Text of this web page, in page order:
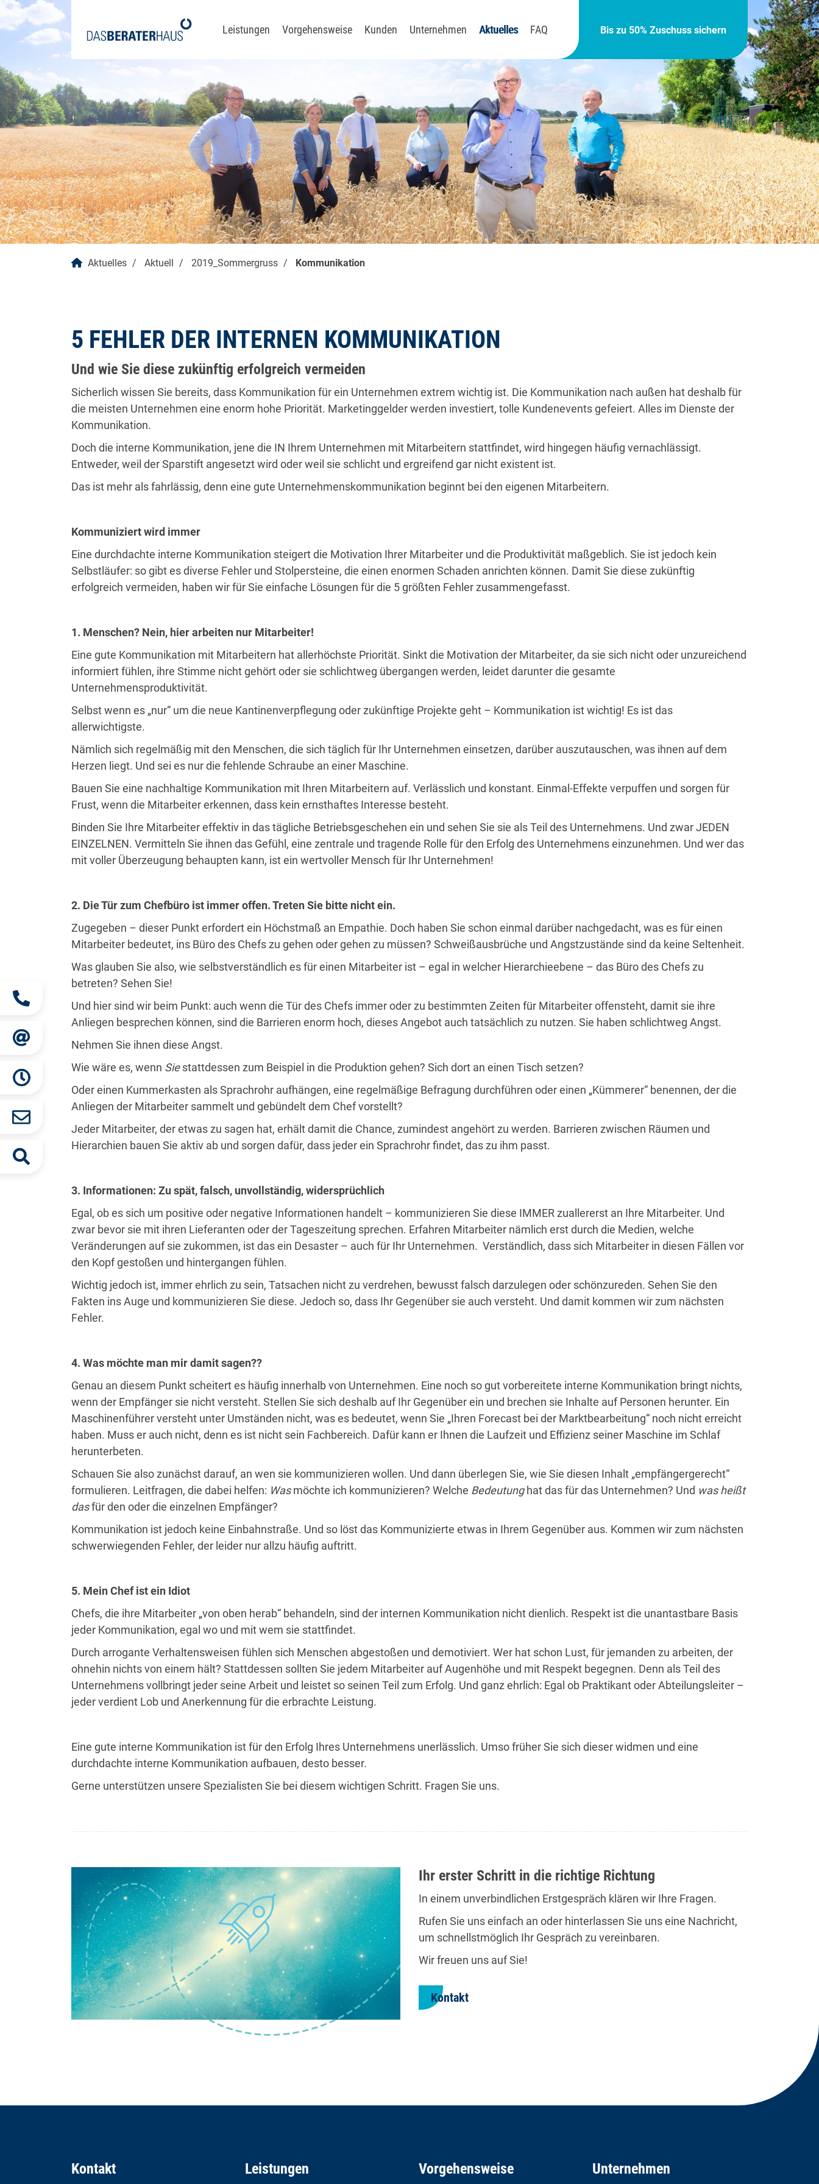
Leistungen
Prozessdigitalisierung
Organisationsentwicklung
Strategie
Vergütungssysteme
Klimaneutralität
Vorgehensweise Kunden Unternehmen Aktuelles FAQ Bis zu 50% Zuschuss sichern
Aktuelles Aktuell 2019_Sommergruss Kommunikation
5 FEHLER DER INTERNEN KOMMUNIKATION
Und wie Sie diese zukünftig erfolgreich vermeiden
Sicherlich wissen Sie bereits, dass Kommunikation für ein Unternehmen extrem wichtig ist. Die Kommunikation nach außen hat deshalb für
die meisten Unternehmen eine enorm hohe Priorität. Marketinggelder werden investiert, tolle Kundenevents gefeiert. Alles im Dienste der
Kommunikation.
Doch die interne Kommunikation, jene die IN Ihrem Unternehmen mit Mitarbeitern stattfindet, wird hingegen häufig vernachlässigt.
Entweder, weil der Sparstift angesetzt wird oder weil sie schlicht und ergreifend gar nicht existent ist.
Das ist mehr als fahrlässig, denn eine gute Unternehmenskommunikation beginnt bei den eigenen Mitarbeitern.
Kommuniziert wird immer
Eine durchdachte interne Kommunikation steigert die Motivation Ihrer Mitarbeiter und die Produktivität maßgeblich. Sie ist jedoch kein
Selbstläufer: so gibt es diverse Fehler und Stolpersteine, die einen enormen Schaden anrichten können. Damit Sie diese zukünftig
erfolgreich vermeiden, haben wir für Sie einfache Lösungen für die 5 größten Fehler zusammengefasst.
1. Menschen? Nein, hier arbeiten nur Mitarbeiter!
Eine gute Kommunikation mit Mitarbeitern hat allerhöchste Priorität. Sinkt die Motivation der Mitarbeiter, da sie sich nicht oder unzureichend
informiert fühlen, ihre Stimme nicht gehört oder sie schlichtweg übergangen werden, leidet darunter die gesamte
Unternehmensproduktivität.
Selbst wenn es „nur“ um die neue Kantinenverpflegung oder zukünftige Projekte geht – Kommunikation ist wichtig! Es ist das
allerwichtigste.
Nämlich sich regelmäßig mit den Menschen, die sich täglich für Ihr Unternehmen einsetzen, darüber auszutauschen, was ihnen auf dem
Herzen liegt. Und sei es nur die fehlende Schraube an einer Maschine.
Bauen Sie eine nachhaltige Kommunikation mit Ihren Mitarbeitern auf. Verlässlich und konstant. Einmal-Effekte verpuffen und sorgen für
Frust, wenn die Mitarbeiter erkennen, dass kein ernsthaftes Interesse besteht.
Binden Sie Ihre Mitarbeiter effektiv in das tägliche Betriebsgeschehen ein und sehen Sie sie als Teil des Unternehmens. Und zwar JEDEN
EINZELNEN. Vermitteln Sie ihnen das Gefühl, eine zentrale und tragende Rolle für den Erfolg des Unternehmens einzunehmen. Und wer das
mit voller Überzeugung behaupten kann, ist ein wertvoller Mensch für Ihr Unternehmen!
2. Die Tür zum Chefbüro ist immer offen. Treten Sie bitte nicht ein.
Zugegeben – dieser Punkt erfordert ein Höchstmaß an Empathie. Doch haben Sie schon einmal darüber nachgedacht, was es für einen
Mitarbeiter bedeutet, ins Büro des Chefs zu gehen oder gehen zu müssen? Schweißausbrüche und Angstzustände sind da keine Seltenheit.
Was glauben Sie also, wie selbstverständlich es für einen Mitarbeiter ist – egal in welcher Hierarchieebene – das Büro des Chefs zu
betreten? Sehen Sie!
Und hier sind wir beim Punkt: auch wenn die Tür des Chefs immer oder zu bestimmten Zeiten für Mitarbeiter offensteht, damit sie ihre
Anliegen besprechen können, sind die Barrieren enorm hoch, dieses Angebot auch tatsächlich zu nutzen. Sie haben schlichtweg Angst.
Nehmen Sie ihnen diese Angst.
Wie wäre es, wenn Siestattdessen zum Beispiel in die Produktion gehen? Sich dort an einen Tisch setzen?
Oder einen Kummerkasten als Sprachrohr aufhängen, eine regelmäßige Befragung durchführen oder einen „Kümmerer“ benennen, der die
Anliegen der Mitarbeiter sammelt und gebündelt dem Chef vorstellt?
Jeder Mitarbeiter, der etwas zu sagen hat, erhält damit die Chance, zumindest angehört zu werden. Barrieren zwischen Räumen und
Hierarchien bauen Sie aktiv ab und sorgen dafür, dass jeder ein Sprachrohr findet, das zu ihm passt.
3. Informationen: Zu spät, falsch, unvollständig, widersprüchlich
Egal, ob es sich um positive oder negative Informationen handelt – kommunizieren Sie diese IMMER zuallererst an Ihre Mitarbeiter. Und
zwar bevor sie mit ihren Lieferanten oder der Tageszeitung sprechen. Erfahren Mitarbeiter nämlich erst durch die Medien, welche
Veränderungen auf sie zukommen, ist das ein Desaster – auch für Ihr Unternehmen. Verständlich, dass sich Mitarbeiter in diesen Fällen vor
den Kopf gestoßen und hintergangen fühlen.
Wichtig jedoch ist, immer ehrlich zu sein, Tatsachen nicht zu verdrehen, bewusst falsch darzulegen oder schönzureden. Sehen Sie den
Fakten ins Auge und kommunizieren Sie diese. Jedoch so, dass Ihr Gegenüber sie auch versteht. Und damit kommen wir zum nächsten
Fehler.
4. Was möchte man mir damit sagen??
Genau an diesem Punkt scheitert es häufig innerhalb von Unternehmen. Eine noch so gut vorbereitete interne Kommunikation bringt nichts,
wenn der Empfänger sie nicht versteht. Stellen Sie sich deshalb auf Ihr Gegenüber ein und brechen sie Inhalte auf Personen herunter. Ein
Maschinenführer versteht unter Umständen nicht, was es bedeutet, wenn Sie „Ihren Forecast bei der Marktbearbeitung“ noch nicht erreicht
haben. Muss er auch nicht, denn es ist nicht sein Fachbereich. Dafür kann er Ihnen die Laufzeit und Effizienz seiner Maschine im Schlaf
herunterbeten.
Schauen Sie also zunächst darauf, an wen sie kommunizieren wollen. Und dann überlegen Sie, wie Sie diesen Inhalt „empfängergerecht“
formulieren. Leitfragen, die dabei helfen: Wasmöchte ich kommunizieren? Welche Bedeutunghat das für das Unternehmen? Und was heißt
dasfür den oder die einzelnen Empfänger?
Kommunikation ist jedoch keine Einbahnstraße. Und so löst das Kommunizierte etwas in Ihrem Gegenüber aus. Kommen wir zum nächsten
schwerwiegenden Fehler, der leider nur allzu häufig auftritt.
5. Mein Chef ist ein Idiot
Chefs, die ihre Mitarbeiter „von oben herab“ behandeln, sind der internen Kommunikation nicht dienlich. Respekt ist die unantastbare Basis
jeder Kommunikation, egal wo und mit wem sie stattfindet.
Durch arrogante Verhaltensweisen fühlen sich Menschen abgestoßen und demotiviert. Wer hat schon Lust, für jemanden zu arbeiten, der
ohnehin nichts von einem hält? Stattdessen sollten Sie jedem Mitarbeiter auf Augenhöhe und mit Respekt begegnen. Denn als Teil des
Unternehmens vollbringt jeder seine Arbeit und leistet so seinen Teil zum Erfolg. Und ganz ehrlich: Egal ob Praktikant oder Abteilungsleiter –
jeder verdient Lob und Anerkennung für die erbrachte Leistung.
Eine gute interne Kommunikation ist für den Erfolg Ihres Unternehmens unerlässlich. Umso früher Sie sich dieser widmen und eine
durchdachte interne Kommunikation aufbauen, desto besser.
Gerne unterstützen unsere Spezialisten Sie bei diesem wichtigen Schritt. Fragen Sie uns.
Ihr erster Schritt in die richtige Richtung
In einem unverbindlichen Erstgespräch klären wir Ihre Fragen.
Rufen Sie uns einfach an oder hinterlassen Sie uns eine Nachricht,
um schnellstmöglich Ihr Gespräch zu vereinbaren.
Wir freuen uns auf Sie!
Kontakt
Kontakt Leistungen Vorgehensweise Unternehmen